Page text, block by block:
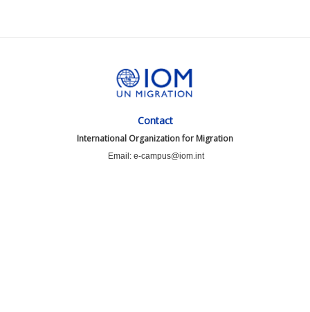
Contact
International Organization for Migration
Email: e-campus@iom.int